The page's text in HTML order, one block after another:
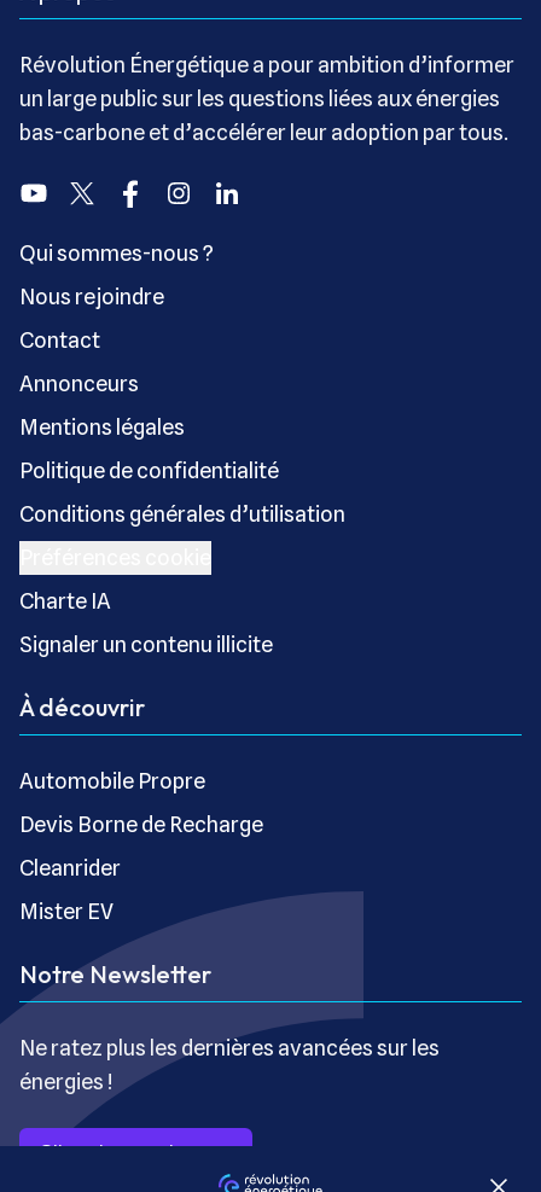
Révolution Énergétique a pour ambition d’informer
un large public sur les questions liées aux énergies
bas-carbone et d’accélérer leur adoption par tous.
YoutubeTwitter FacebookInstagramLinkedin
Qui sommes-nous ?
Nous rejoindre
Contact
Annonceurs
Mentions légales
Politique de confidentialité
Conditions générales d’utilisation
Charte IA
Signaler un contenu illicite
À découvrir
Automobile Propre
Devis Borne de Recharge
Cleanrider
Mister EV
Notre Newsletter
Ne ratez plus les dernières avancées sur les
énergies !
S’inscrire gratuitement